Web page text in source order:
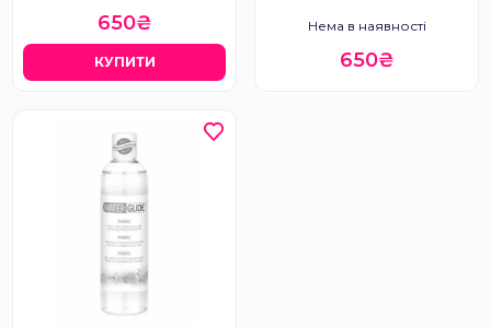
650₴
КУПИТИ
Нема в наявності
650₴